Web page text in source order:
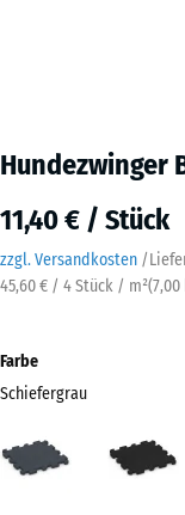
Hundezwinger
11,40 € / Stück
zzgl. Versandkosten /
45,60 € / 4 Stück / m²(7,00
Farbe
Schiefergrau
Schiefergrau
(active)